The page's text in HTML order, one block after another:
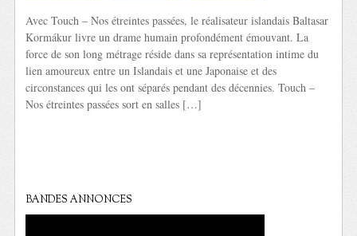
Avec Touch – Nos étreintes passées, le réalisateur islandais Baltasar
Kormákur livre un drame humain profondément émouvant. La
force de son long métrage réside dans sa représentation intime du
lien amoureux entre un Islandais et une Japonaise et des
circonstances qui les ont séparés pendant des décennies. Touch –
Nos étreintes passées sort en salles […]
BANDES ANNONCES